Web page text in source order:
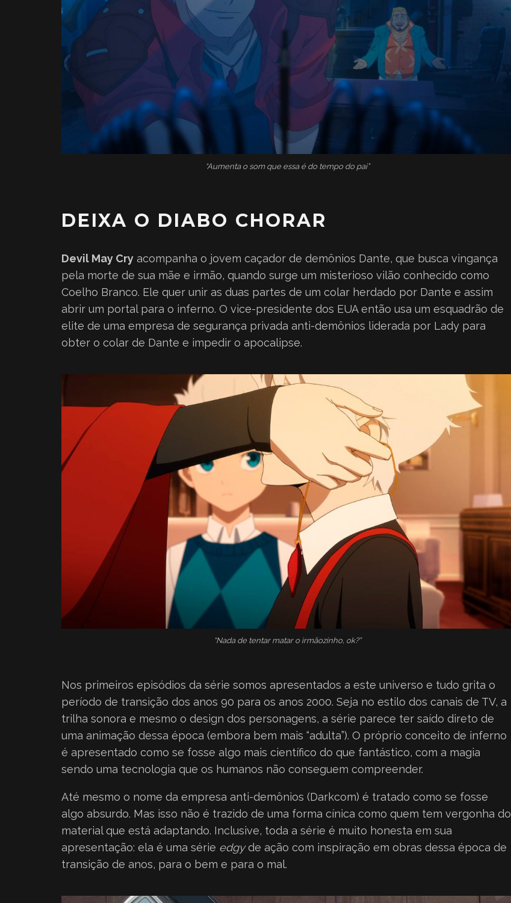
“Aumenta o som que essa é do tempo do pai”
DEIXA O DIABO CHORAR
Devil May Cry acompanha o jovem caçador de demônios Dante, que busca vingança
pela morte de sua mãe e irmão, quando surge um misterioso vilão conhecido como
Coelho Branco. Ele quer unir as duas partes de um colar herdado por Dante e assim
abrir um portal para o inferno. O vice-presidente dos EUA então usa um esquadrão de
elite de uma empresa de segurança privada anti-demônios liderada por Lady para
obter o colar de Dante e impedir o apocalipse.
“Nada de tentar matar o irmãozinho, ok?”
Nos primeiros episódios da série somos apresentados a este universo e tudo grita o
período de transição dos anos 90 para os anos 2000. Seja no estilo dos canais de TV, a
trilha sonora e mesmo o design dos personagens, a série parece ter saído direto de
uma animação dessa época (embora bem mais “adulta”). O próprio conceito de inferno
é apresentado como se fosse algo mais científico do que fantástico, com a magia
sendo uma tecnologia que os humanos não conseguem compreender.
Até mesmo o nome da empresa anti-demônios (Darkcom) é tratado como se fosse
algo absurdo. Mas isso não é trazido de uma forma cínica como quem tem vergonha do
material que está adaptando. Inclusive, toda a série é muito honesta em sua
apresentação: ela é uma série edgyde ação com inspiração em obras dessa época de
transição de anos, para o bem e para o mal.